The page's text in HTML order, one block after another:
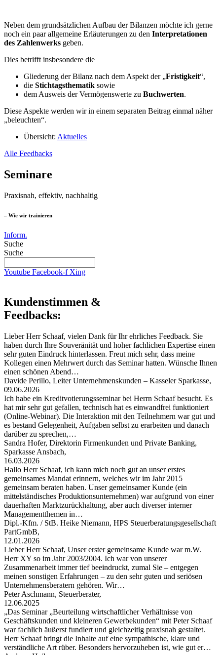
Neben dem grundsätzlichen Aufbau der Bilanzen möchte ich gerne
noch ein paar allgemeine Erläuterungen zu den Interpretationen
des Zahlenwerks geben.
Dies betrifft insbesondere die
Gliederung der Bilanz nach dem Aspekt der „Fristigkeit“,
die Stichtagsthematik sowie
dem Ausweis der Vermögenswerte zu Buchwerten.
Diese Aspekte werden wir in einem separaten Beitrag einmal näher
„beleuchten“.
Übersicht: Aktuelles
Alle Feedbacks
Seminare
Praxisnah, effektiv, nachhaltig
– Wie wir trainieren
Inform.
Suche
Suche
Youtube Facebook-f Xing
Kundenstimmen &
Feedbacks:
Lieber Herr Schaaf, vielen Dank für Ihr ehrliches Feedback. Sie
haben durch Ihre Souveränität und hoher fachlichen Expertise einen
sehr guten Eindruck hinterlassen. Freut mich sehr, dass meine
Kollegen einen Mehrwert durch das Seminar hatten. Wünsche Ihnen
einen schönen Abend…
Davide Perillo, Leiter Unternehmenskunden – Kasseler Sparkasse,
09.06.2026
Ich habe ein Kreditvotierungsseminar bei Herrn Schaaf besucht. Es
hat mir sehr gut gefallen, technisch hat es einwandfrei funktioniert
(Online-Webinar). Die Interaktion mit den Teilnehmern war gut und
es bestand Gelegenheit, Aufgaben selbst zu erarbeiten und danach
darüber zu sprechen,…
Sandra Hofer, Direktorin Firmenkunden und Private Banking,
Sparkasse Ansbach,
16.03.2026
Hallo Herr Schaaf, ich kann mich noch gut an unser erstes
gemeinsames Mandat erinnern, welches wir im Jahr 2015
gemeinsam beraten haben. Unser gemeinsamer Kunde (ein
mittelständisches Produktionsunternehmen) war aufgrund von einer
dauerhaften Marktzurückhaltung, aber auch diverser interner
Managementthemen in…
Dipl.-Kfm. / StB. Heike Niemann, HPS Steuerberatungsgesellschaft
PartGmbB,
12.01.2026
Lieber Herr Schaaf, Unser erster gemeinsame Kunde war m.W.
Herr XY so im Jahr 2003/2004. Ich war von unserer
Zusammenarbeit immer tief beeindruckt, zumal Sie – entgegen
meinen sonstigen Erfahrungen – zu den sehr guten und seriösen
Unternehmensberatern gehören. Wir…
Peter Aschmann, Steuerberater,
12.06.2025
„Das Seminar „Beurteilung wirtschaftlicher Verhältnisse von
Geschäftskunden und kleineren Gewerbekunden“ mit Peter Schaaf
war fachlich äußerst fundiert und gleichzeitig praxisnah gestaltet.
Herr Schaaf bringt die Inhalte auf eine sympathische, klare und
verständliche Art rüber. Besonders hervorzuheben ist, wie gut er…